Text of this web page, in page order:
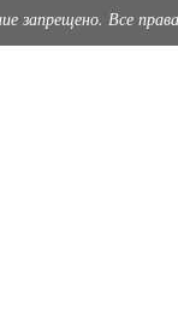
запрещено. Все